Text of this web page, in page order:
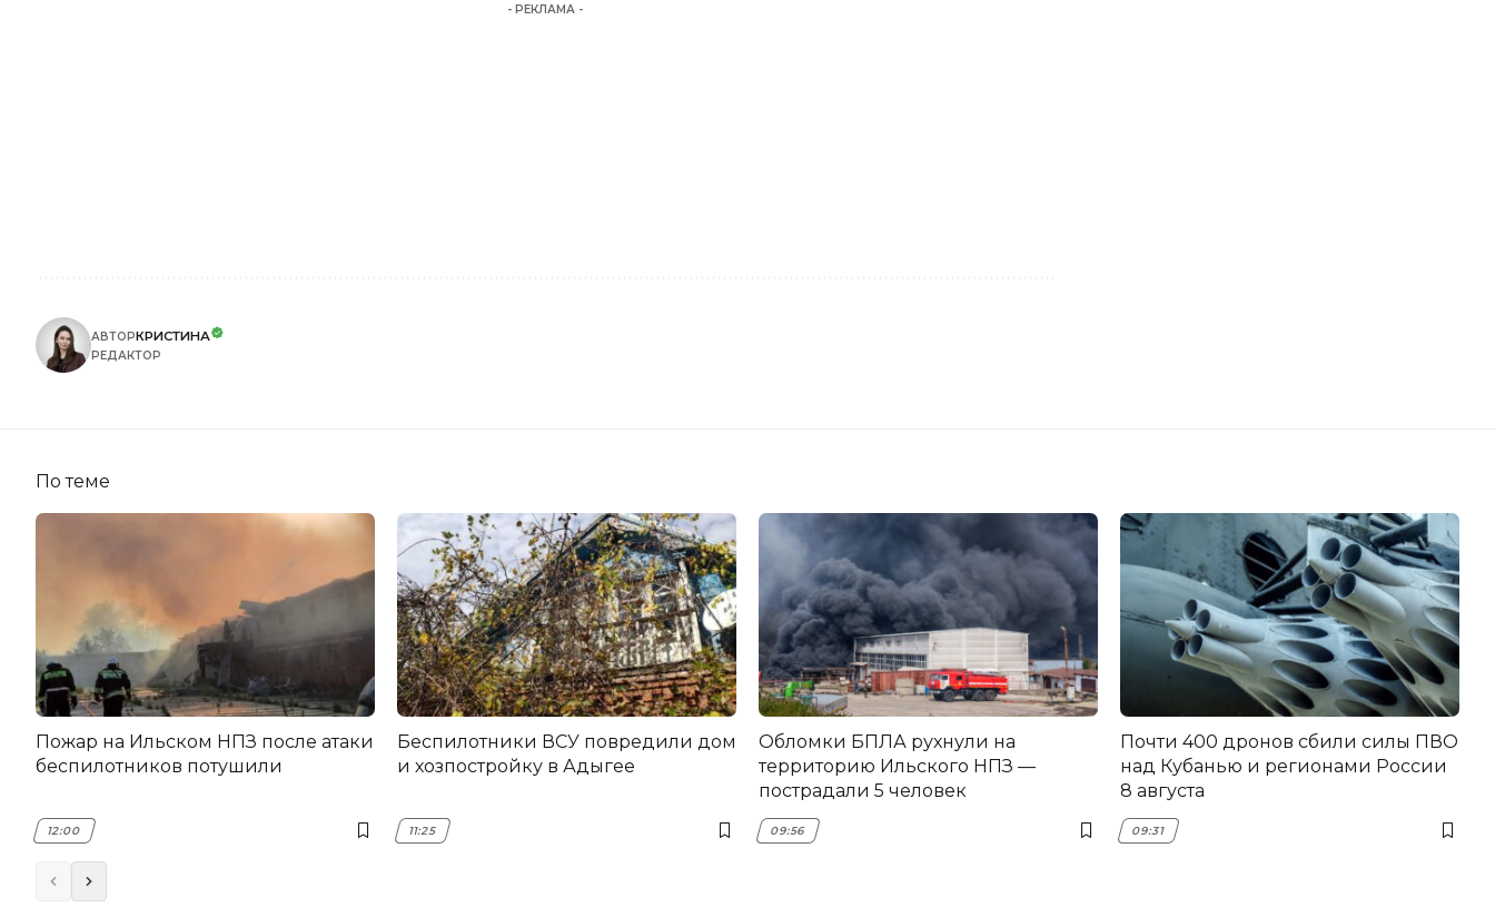
- РЕКЛАМА -
АВТОРКРИСТИНА
РЕДАКТОР
По теме
Пожар на Ильском НПЗ после атаки
беспилотников потушили
12:00
Беспилотники ВСУ повредили дом
и хозпостройку в Адыгее
11:25
Обломки БПЛА рухнули на
территорию Ильского НПЗ —
пострадали 5 человек
09:56
Почти 400 дронов сбили силы ПВО
над Кубанью и регионами России
8 августа
09:31